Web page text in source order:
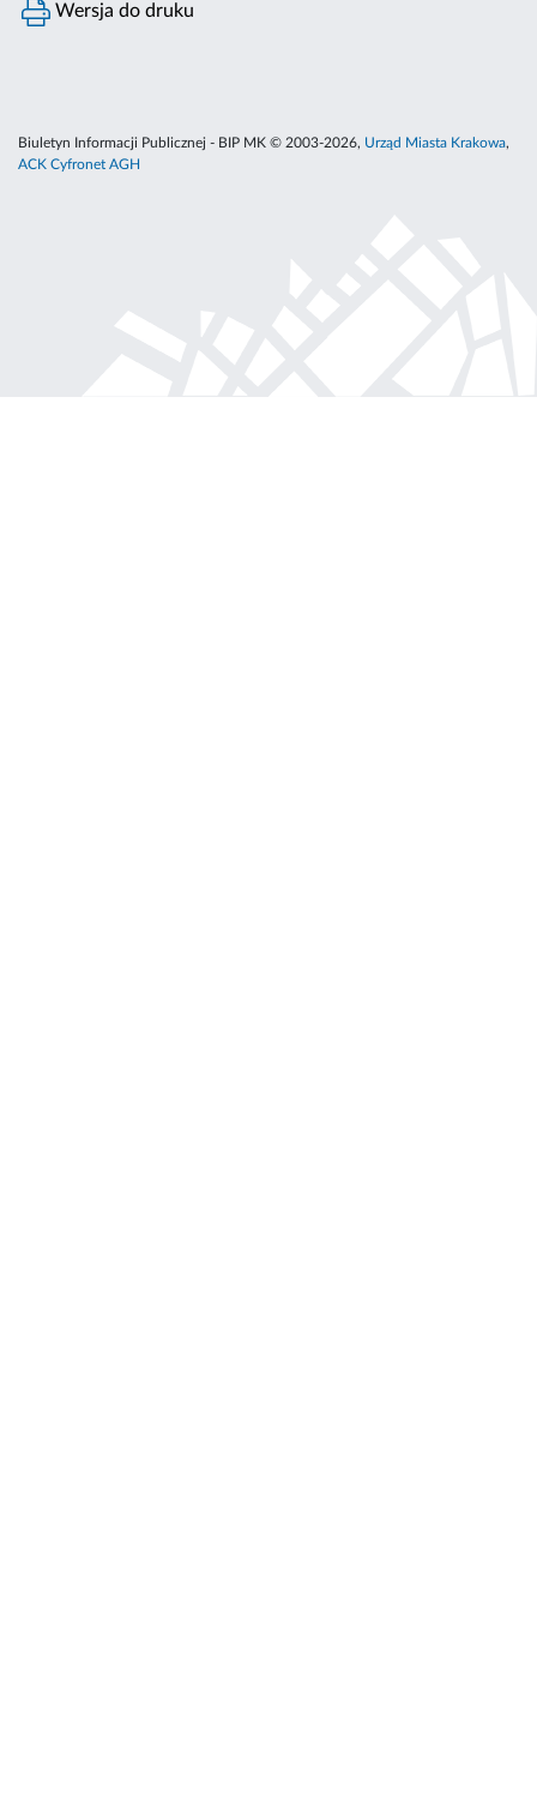
Wersja do druku
Biuletyn Informacji Publicznej - BIP MK © 2003-2026, Urząd Miasta Krakowa,
ACK Cyfronet AGH